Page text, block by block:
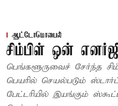
ஆட்டோமொபைல்
சிம்பிள் ஒன்
பெங்களூருவைச் சேர்ந்த
பெயரில் செயல்படும்
பேட்டரியில் இயங்கும்